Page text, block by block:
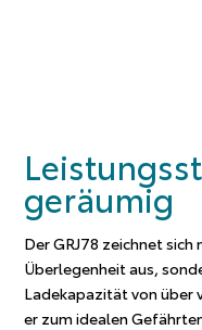
geräumig
Der GRJ78 zeichnet
Überlegenheit aus,
Ladekapazität von über
er zum idealen